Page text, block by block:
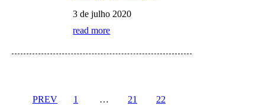
3 de julho 2020
read more
PREV 1 … 21 22